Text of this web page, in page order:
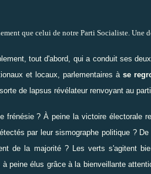
que celui de notre Parti Socialiste. Une
tout d'abord, qui a conduit ses
et locaux, parlementaires à se
de lapsus révélateur renvoyant au
frénésie ? À peine la victoire électorale
par leur sismographe politique ?
de la majorité ? Les verts s'agitent
à peine élus grâce à la bienveillante